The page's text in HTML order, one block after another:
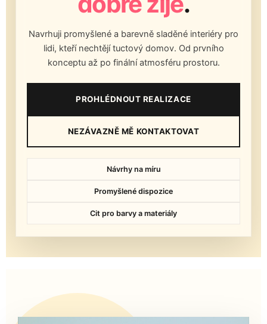
Navrhuji promyšlené a barevně sladěné interiéry pro
lidi, kteří nechtějí tuctový domov. Od prvního
konceptu až po finální atmosféru prostoru.
PROHLÉDNOUT REALIZACE
NEZÁVAZNĚ MĚ KONTAKTOVAT
Návrhy na míru
Promyšlené dispozice
Cit pro barvy a materiály